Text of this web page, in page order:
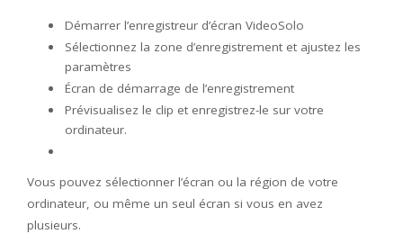
Démarrer l’enregistreur d’écran VideoSolo
Sélectionnez la zone d’enregistrement et ajustez les
paramètres
Écran de démarrage de l’enregistrement
Prévisualisez le clip et enregistrez-le sur votre
ordinateur.
Vous pouvez sélectionner l’écran ou la région de votre
ordinateur, ou même un seul écran si vous en avez
plusieurs.